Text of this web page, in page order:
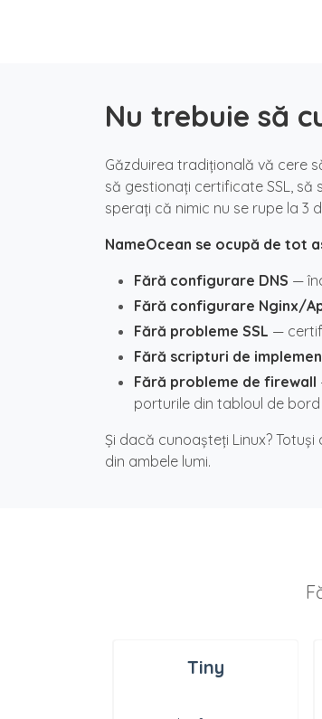
Nu trebuie să
Găzduirea tradițională vă cere
să gestionați certificate SSL, să
sperați că nimic nu se rupe la 3
NameOcean se ocupă de tot
Fără configurare DNS —
Fără configurare Nginx/
Fără probleme SSL —
Fără scripturi de
Fără probleme de firewall
porturile din tabloul de bord
Și dacă cunoașteți Linux?
din ambele lumi.
Tiny